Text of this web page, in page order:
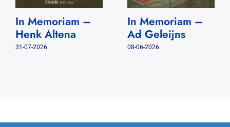
In Memoriam –
Henk Altena
31-07-2026
In Memoriam –
Ad Geleijns
08-06-2026